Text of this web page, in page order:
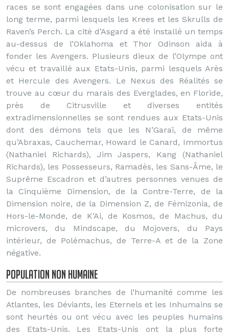
races se sont engagées dans une colonisation sur le
long terme, parmi lesquels les Krees et les Skrulls de
Raven’s Perch. La cité d’Asgard a été installé un temps
au-dessus de l’Oklahoma et Thor Odinson aida à
fonder les Avengers. Plusieurs dieux de l’Olympe ont
vécu et travaillé aux Etats-Unis, parmi lesquels Arès
et Hercule des Avengers. Le Nexus des Réalités se
trouve au cœur du marais des Everglades, en Floride,
près de Citrusville et diverses entités
extradimensionnelles se sont rendues aux Etats-Unis
dont des démons tels que les N’Garaï, de même
qu’Abraxas, Cauchemar, Howard le Canard, Immortus
(Nathaniel Richards), Jim Jaspers, Kang (Nathaniel
Richards), les Possesseurs, Ramadès, les Sans-Âme, le
Suprême Escadron et d’autres personnes venues de
la Cinquième Dimension, de la Contre-Terre, de la
Dimension noire, de la Dimension Z, de Fémizonia, de
Hors-le-Monde, de K’Ai, de Kosmos, de Machus, du
microvers, du Mindscape, du Mojovers, du Pays
intérieur, de Polémachus, de Terre-A et de la Zone
négative.
Population non humaine
De nombreuses branches de l’humanité comme les
Atlantes, les Déviants, les Eternels et les Inhumains se
sont heurtés ou ont vécu avec les peuples humains
des Etats-Unis. Les Etats-Unis ont la plus forte